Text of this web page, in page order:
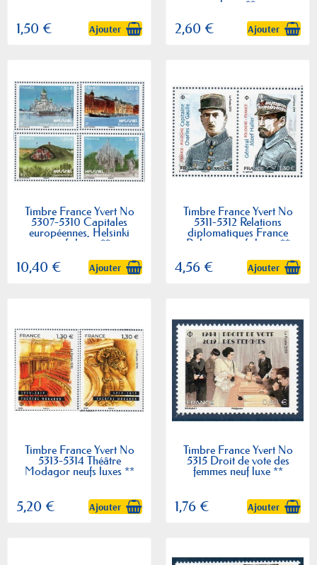
1,50 € Ajouter
luxes **
2,60 € Ajouter
Timbre France Yvert No
5307-5310 Capitales
européennes, Helsinki
neufs luxes **
10,40 € Ajouter
Timbre France Yvert No
5311-5312 Relations
diplomatiques France
Pologne neufs luxes **
4,56 € Ajouter
Timbre France Yvert No
5313-5314 Théâtre
Modagor neufs luxes **
5,20 € Ajouter
Timbre France Yvert No
5315 Droit de vote des
femmes neuf luxe **
1,76 € Ajouter